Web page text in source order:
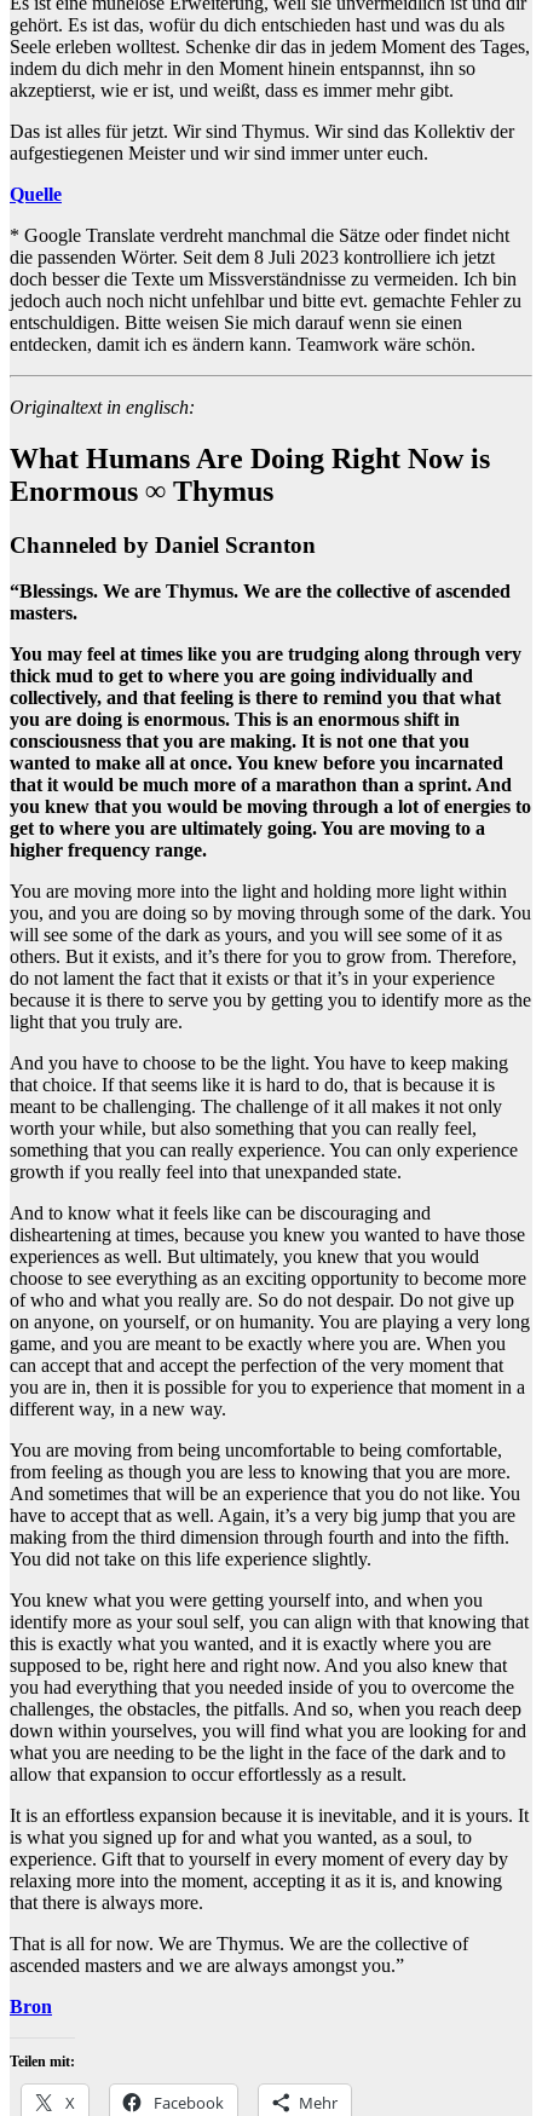
gehört. Es ist das, wofür du dich entschieden hast und was du als
Seele erleben wolltest. Schenke dir das in jedem Moment des Tages,
indem du dich mehr in den Moment hinein entspannst, ihn so
akzeptierst, wie er ist, und weißt, dass es immer mehr gibt.
Das ist alles für jetzt. Wir sind Thymus. Wir sind das Kollektiv der
aufgestiegenen Meister und wir sind immer unter euch.
Quelle
* Google Translate verdreht manchmal die Sätze oder findet nicht
die passenden Wörter. Seit dem 8 Juli 2023 kontrolliere ich jetzt
doch besser die Texte um Missverständnisse zu vermeiden. Ich bin
jedoch auch noch nicht unfehlbar und bitte evt. gemachte Fehler zu
entschuldigen. Bitte weisen Sie mich darauf wenn sie einen
entdecken, damit ich es ändern kann. Teamwork wäre schön.
Originaltext in englisch:
What Humans Are Doing Right Now is
Enormous ∞ Thymus
Channeled by Daniel Scranton
“Blessings. We are Thymus. We are the collective of ascended
masters.
You may feel at times like you are trudging along through very
thick mud to get to where you are going individually and
collectively, and that feeling is there to remind you that what
you are doing is enormous. This is an enormous shift in
consciousness that you are making. It is not one that you
wanted to make all at once. You knew before you incarnated
that it would be much more of a marathon than a sprint. And
you knew that you would be moving through a lot of energies to
get to where you are ultimately going. You are moving to a
higher frequency range.
You are moving more into the light and holding more light within
you, and you are doing so by moving through some of the dark. You
will see some of the dark as yours, and you will see some of it as
others. But it exists, and it’s there for you to grow from. Therefore,
do not lament the fact that it exists or that it’s in your experience
because it is there to serve you by getting you to identify more as the
light that you truly are.
And you have to choose to be the light. You have to keep making
that choice. If that seems like it is hard to do, that is because it is
meant to be challenging. The challenge of it all makes it not only
worth your while, but also something that you can really feel,
something that you can really experience. You can only experience
growth if you really feel into that unexpanded state.
And to know what it feels like can be discouraging and
disheartening at times, because you knew you wanted to have those
experiences as well. But ultimately, you knew that you would
choose to see everything as an exciting opportunity to become more
of who and what you really are. So do not despair. Do not give up
on anyone, on yourself, or on humanity. You are playing a very long
game, and you are meant to be exactly where you are. When you
can accept that and accept the perfection of the very moment that
you are in, then it is possible for you to experience that moment in a
different way, in a new way.
You are moving from being uncomfortable to being comfortable,
from feeling as though you are less to knowing that you are more.
And sometimes that will be an experience that you do not like. You
have to accept that as well. Again, it’s a very big jump that you are
making from the third dimension through fourth and into the fifth.
You did not take on this life experience slightly.
You knew what you were getting yourself into, and when you
identify more as your soul self, you can align with that knowing that
this is exactly what you wanted, and it is exactly where you are
supposed to be, right here and right now. And you also knew that
you had everything that you needed inside of you to overcome the
challenges, the obstacles, the pitfalls. And so, when you reach deep
down within yourselves, you will find what you are looking for and
what you are needing to be the light in the face of the dark and to
allow that expansion to occur effortlessly as a result.
It is an effortless expansion because it is inevitable, and it is yours. It
is what you signed up for and what you wanted, as a soul, to
experience. Gift that to yourself in every moment of every day by
relaxing more into the moment, accepting it as it is, and knowing
that there is always more.
That is all for now. We are Thymus. We are the collective of
ascended masters and we are always amongst you.”
Bron
Teilen mit:
X Facebook Mehr